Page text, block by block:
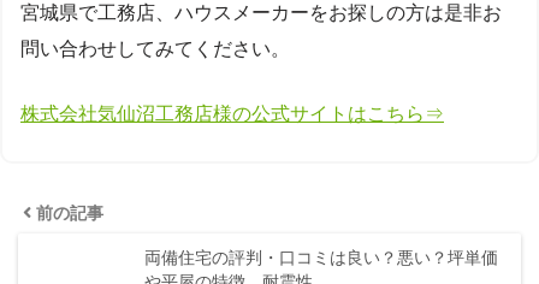
宮城県で工務店、ハウスメーカーをお探しの方は是非お
問い合わせしてみてください。
株式会社気仙沼工務店様の公式サイトはこちら⇒
前の記事
両備住宅の評判・口コミは良い？悪い？坪単価